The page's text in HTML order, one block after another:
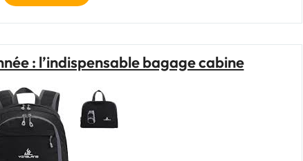
du
Sac
de
Cabine
d’Avion
: l’indispensable bagage cabine